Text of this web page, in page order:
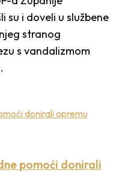
su i doveli u službene
stranog
s vandalizmom
pomoći donirali